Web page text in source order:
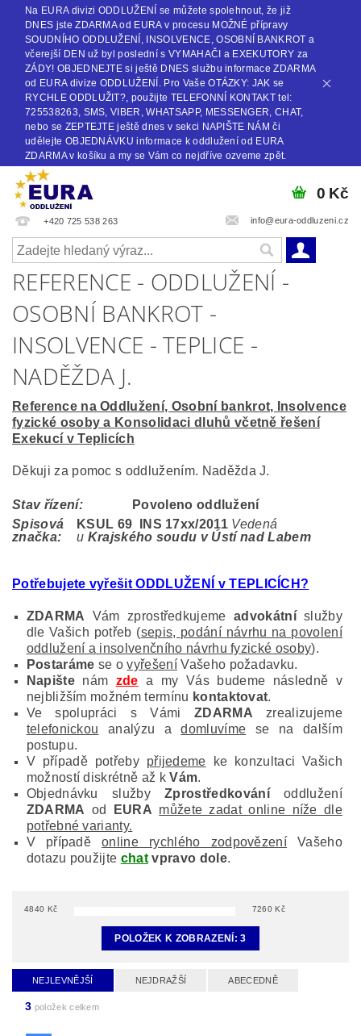
Na EURA divizi ODDLUŽENÍ se můžete spolehnout, že již
DNES jste ZDARMA od EURA v procesu MOŽNÉ přípravy
SOUDNÍHO ODDLUŽENÍ, INSOLVENCE, OSOBNÍ BANKROT a
včerejší DEN už byl poslední s VYMAHAČI a EXEKUTORY za
ZÁDY! OBJEDNEJTE si ještě DNES službu informace ZDARMA
od EURA divize ODDLUŽENÍ. Pro Vaše OTÁZKY: JAK se
RYCHLE ODDLUŽIT?, použijte TELEFONNÍ KONTAKT tel:
725538263, SMS, VIBER, WHATSAPP, MESSENGER, CHAT,
nebo se ZEPTEJTE ještě dnes v sekci NAPIŠTE NÁM či
udělejte OBJEDNÁVKU informace k oddlužení od EURA
ZDARMA v košíku a my se Vám co nejdříve ozveme zpět.
+420 725 538 263 info@eura-oddluzeni.cz
0 Kč
REFERENCE - ODDLUŽENÍ -
OSOBNÍ BANKROT -
INSOLVENCE - TEPLICE -
NADĚŽDA J.
Reference na Oddlužení, Osobní bankrot, Insolvence
fyzické osoby a Konsolidaci dluhů včetně řešení
Exekucí v Teplicích
Děkuji za pomoc s oddlužením. Naděžda J.
Stav řízení:
Povoleno oddlužení
Spisová
značka:
KSUL 69 INS 17xx/2011 Vedená
u Krajského soudu v Ústí nad Labem
Potřebujete vyřešit ODDLUŽENÍ v TEPLICÍCH?
ZDARMA Vám zprostředkujeme advokátníslužby
dle Vašich potřeb (sepis, podání návrhu na povolení
oddlužení a insolvenčního návrhu fyzické osoby).
Postaráme se ovyřešeníVašeho požadavku.
Napištenám zde a my Vás budeme následně v
nejbližším možném termínu kontaktovat.
Ve spolupráci s Vámi ZDARMA zrealizujeme
telefonickou analýzu adomluvíme se na dalším
postupu.
V případě potřeby přijedeme ke konzultaci Vašich
možností diskrétně až kVám.
Objednávku služby
Zprostředkováníoddlužení
ZDARMA od EURA můžete zadat online níže dle
potřebné varianty.
V případěonline rychlého zodpovězení Vašeho
dotazu použijte chatvpravo dole.
4840 Kč 7260 Kč
POLOŽEK K ZOBRAZENÍ:3
NEJLEVNĚJŠÍ NEJDRAŽŠÍ ABECEDNĚ
3 položek celkem